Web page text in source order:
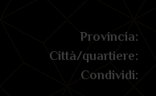
Provincia:
Città/quartiere:
Condividi: